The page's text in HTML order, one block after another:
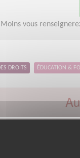
Moins vous
DROITS ÉDUCATION &
indiquer moins